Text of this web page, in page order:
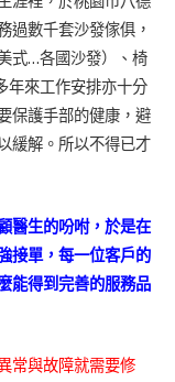
過數千套沙發傢俱，
式…各國沙發）、椅
年來工作安排亦十分
保護手部的健康，避
緩解。所以不得已才
醫生的吩咐，於是在
接單，每一位客戶的
能得到完善的服務品
常與故障就需要修